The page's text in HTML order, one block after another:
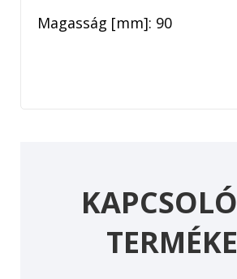
Magasság [mm]: 90